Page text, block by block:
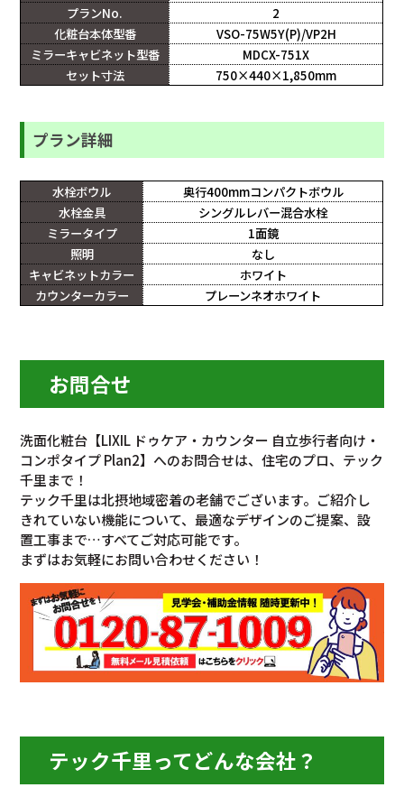
プランNo.
2
化粧台本体型番
VSO-75W5Y(P)/VP2H
ミラーキャビネット型番
MDCX-751X
セット寸法
750×440×1,850mm
プラン詳細
水栓ボウル
奥行400mmコンパクトボウル
水栓金具
シングルレバー混合水栓
ミラータイプ
1面鏡
照明
なし
キャビネットカラー
ホワイト
カウンターカラー
プレーンネオホワイト
お問合せ
洗面化粧台【LIXIL ドゥケア・カウンター 自立歩行者向け・
コンポタイプ Plan2】へのお問合せは、住宅のプロ、テック
千里まで！
テック千里は北摂地域密着の老舗でございます。ご紹介し
きれていない機能について、最適なデザインのご提案、設
置工事まで…すべてご対応可能です。
まずはお気軽にお問い合わせください！
テック千里ってどんな会社？